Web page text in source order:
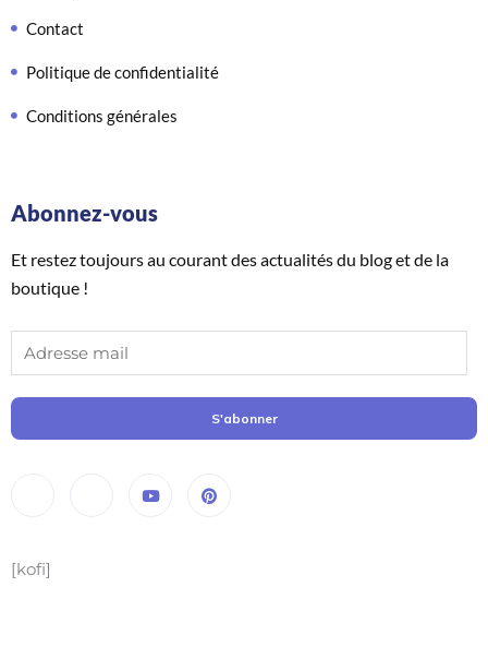
Contact
Politique de confidentialité
Conditions générales
Abonnez-vous
Et restez toujours au courant des actualités du blog et de la
boutique !
S'abonner
[kofi]